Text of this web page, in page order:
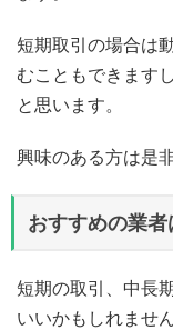
短期取引の場合は
むこともできます
と思います。
興味のある方は是
おすすめの業者
短期の取引、中長
いいかもしれませ